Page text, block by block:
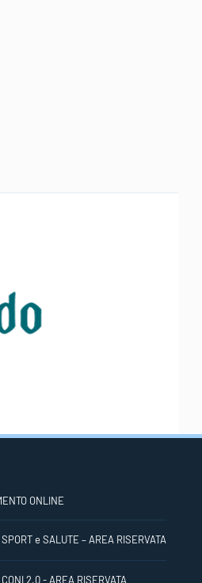
ONLINE
SPORT e SALUTE – AREA RISERVATA
CONI 2.0 - AREA RISERVATA